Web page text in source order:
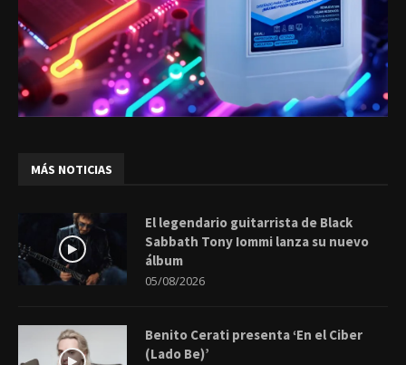
MÁS NOTICIAS
El legendario guitarrista de Black
Sabbath Tony Iommi lanza su nuevo
álbum
05/08/2026
Benito Cerati presenta ‘En el Ciber
(Lado Be)’